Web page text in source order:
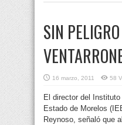
SIN
16 marzo, 2011 58
El director del
Estado de Morelos
Reynoso, señaló que